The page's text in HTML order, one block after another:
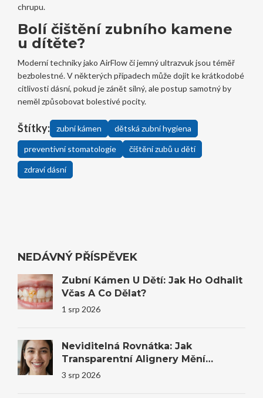
chrupu.
Bolí čištění zubního kamene
u dítěte?
Moderní techniky jako AirFlow či jemný ultrazvuk jsou téměř
bezbolestné. V některých případech může dojít ke krátkodobé
citlivosti dásní, pokud je zánět silný, ale postup samotný by
neměl způsobovat bolestivé pocity.
Štítky: zubní kámen dětská zubní hygiena
preventivní stomatologie čištění zubů u dětí
zdraví dásní
NEDÁVNÝ PŘÍSPĚVEK
Zubní Kámen U Dětí: Jak Ho Odhalit
Včas A Co Dělat?
1 srp 2026
Neviditelná Rovnátka: Jak
Transparentní Alignery Mění
Úsměvy I Sebevědomí
3 srp 2026